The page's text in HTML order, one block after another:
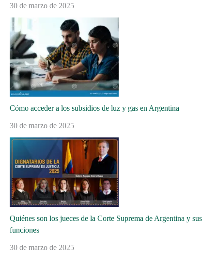
30 de marzo de 2025
Cómo acceder a los subsidios de luz y gas en Argentina
30 de marzo de 2025
Quiénes son los jueces de la Corte Suprema de Argentina y sus
funciones
30 de marzo de 2025